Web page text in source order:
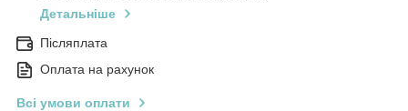
Детальніше
Післяплата
Оплата на рахунок
Всі умови оплати